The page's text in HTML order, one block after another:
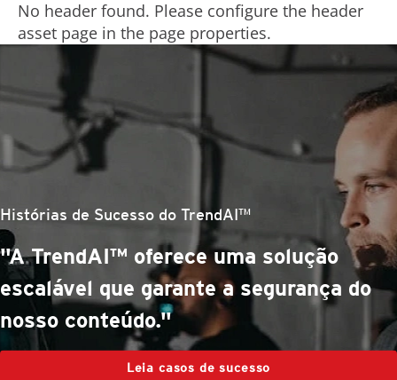
No header found. Please configure the header
asset page in the page properties.
Histórias de Sucesso do TrendAI™
“Trata-se de ferramentas eficazes e
inovadoras, aliadas a uma ótima
parceria.”
Leia casos de sucesso